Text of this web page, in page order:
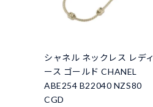
シャネル ネックレス レディ
ース ゴールド CHANEL
ABE254 B22040 NZS80
CGD